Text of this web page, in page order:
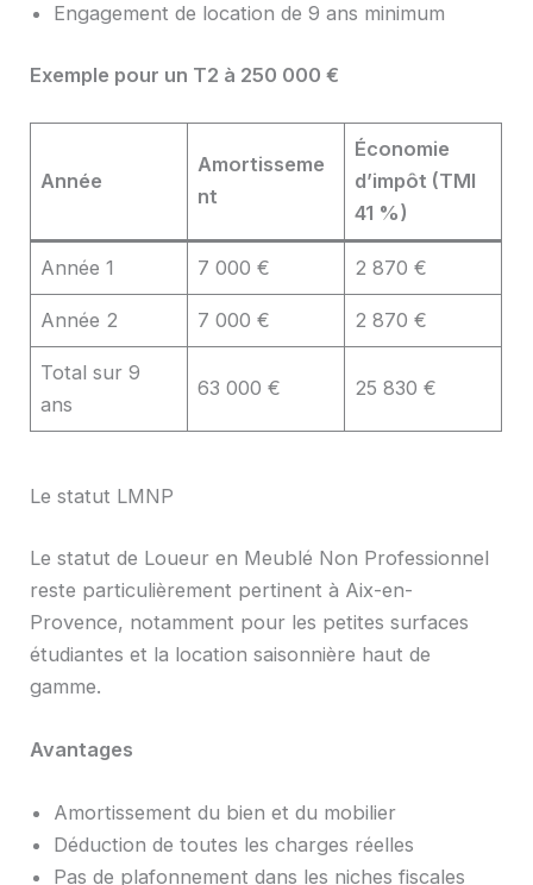
Engagement de location de 9 ans minimum
Exemple pour un T2 à 250 000 €
Année
Amortisseme
nt
Économie
d’impôt (TMI
41 %)
Année 1 7 000 € 2 870 €
Année 2 7 000 € 2 870 €
Total sur 9
ans
63 000 € 25 830 €
Le statut LMNP
Le statut de Loueur en Meublé Non Professionnel
reste particulièrement pertinent à Aix-en-
Provence, notamment pour les petites surfaces
étudiantes et la location saisonnière haut de
gamme.
Avantages
Amortissement du bien et du mobilier
Déduction de toutes les charges réelles
Pas de plafonnement dans les niches fiscales